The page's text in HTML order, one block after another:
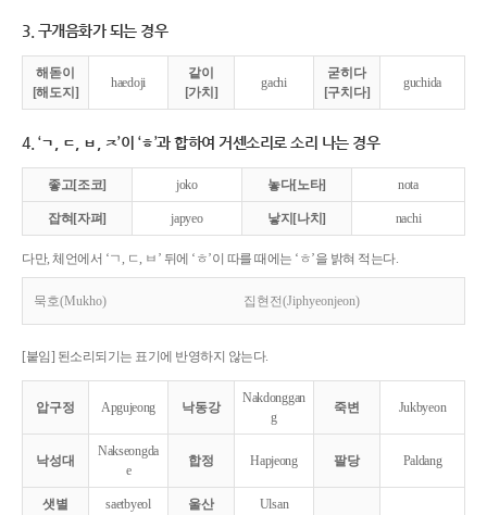
3. 구개음화가 되는 경우
해돋이
[해도지]
haedoji
같이
[가치]
gachi
굳히다
[구치다]
guchida
4. ‘ㄱ, ㄷ, ㅂ, ㅈ’이 ‘ㅎ’과 합하여 거센소리로 소리 나는 경우
좋고[조코] joko 놓다[노타] nota
잡혀[자펴] japyeo 낳지[나치] nachi
다만, 체언에서 ‘ㄱ, ㄷ, ㅂ’ 뒤에 ‘ㅎ’이 따를 때에는 ‘ㅎ’을 밝혀 적는다.
묵호(Mukho) 집현전(Jiphyeonjeon)
[붙임] 된소리되기는 표기에 반영하지 않는다.
압구정 Apgujeong 낙동강
Nakdonggan
g
죽변 Jukbyeon
낙성대
Nakseongda
e
합정 Hapjeong 팔당 Paldang
샛별 saetbyeol 울산 Ulsan